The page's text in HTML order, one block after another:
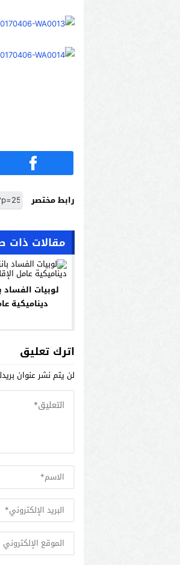
رابط مختصر
مقالات ذات
لوبيات الفساد
ديناميكية
اترك تعليق
لن يتم نشر عنوان